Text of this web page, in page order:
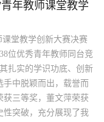
年教师课堂教学
课堂教学创新大赛决赛
位优秀青年教师同台竞
扎实的学识功底、创新
手中脱颖而出，载誉而
获三等奖，董文萍荣获
性突破，充分展现了我